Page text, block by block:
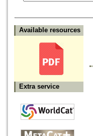
Available resources
Extra service